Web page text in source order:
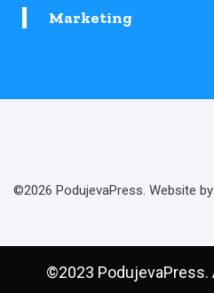
Marketing
©2026 PodujevaPress. Website
©2023 PodujevaPress.